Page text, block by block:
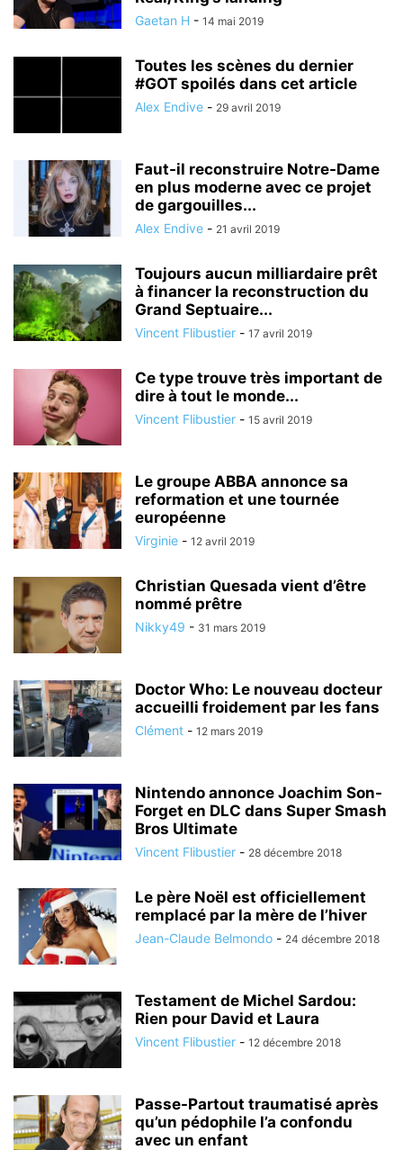
Gaetan H - 14 mai 2019
Toutes les scènes du dernier
#GOT spoilés dans cet article
Alex Endive - 29 avril 2019
Faut-il reconstruire Notre-Dame
en plus moderne avec ce projet
de gargouilles...
Alex Endive - 21 avril 2019
Toujours aucun milliardaire prêt
à financer la reconstruction du
Grand Septuaire...
Vincent Flibustier - 17 avril 2019
Ce type trouve très important de
dire à tout le monde...
Vincent Flibustier - 15 avril 2019
Le groupe ABBA annonce sa
reformation et une tournée
européenne
Virginie - 12 avril 2019
Christian Quesada vient d’être
nommé prêtre
Nikky49 - 31 mars 2019
Doctor Who: Le nouveau docteur
accueilli froidement par les fans
Clément - 12 mars 2019
Nintendo annonce Joachim Son-
Forget en DLC dans Super Smash
Bros Ultimate
Vincent Flibustier - 28 décembre 2018
Le père Noël est officiellement
remplacé par la mère de l’hiver
Jean-Claude Belmondo - 24 décembre 2018
Testament de Michel Sardou:
Rien pour David et Laura
Vincent Flibustier - 12 décembre 2018
Passe-Partout traumatisé après
qu’un pédophile l’a confondu
avec un enfant